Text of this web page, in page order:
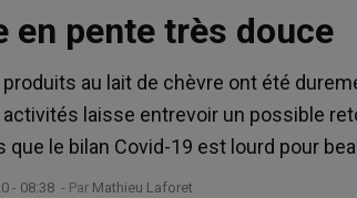
en pente très douce
au lait de chèvre ont été
laisse entrevoir un possible
que le bilan Covid-19 est lourd pour
- 08:38 - Par Mathieu Laforet